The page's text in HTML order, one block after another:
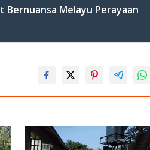
Bernuansa Melayu Perayaan